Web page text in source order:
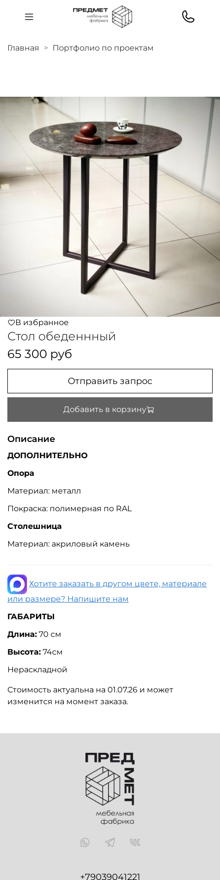
Главная Портфолио по проектам
В избранное
Стол обеденнный
65 300 руб
Отправить запрос
Добавить в корзину
Описание
ДОПОЛНИТЕЛЬНО
Опора
Материал: металл
Покраска: полимерная по RAL
Столешница
Материал: акриловый камень
Хотите заказать в другом цвете, материале
или размере? Напишите нам
ГАБАРИТЫ
Длина: 70 см
Высота: 74см
Нераскладной
Стоимость актуальна на 01.07.26 и может
изменится на момент заказа.
+79039041221